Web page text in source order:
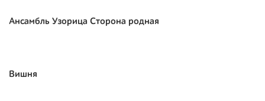
Ансамбль Узорица Сторона родная
Вишня